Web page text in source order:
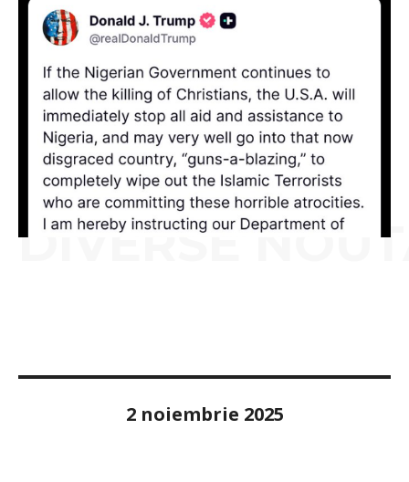
DIVERSE
2 noiembrie 2025